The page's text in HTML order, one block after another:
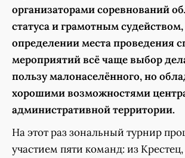
организаторами соревнований
статуса и грамотным
определении места проведения
мероприятий всё чаще выбор
пользу малонаселённого, но
хорошими возможностями
административной территории.
На этот раз зональный турнир
участием пяти команд: из